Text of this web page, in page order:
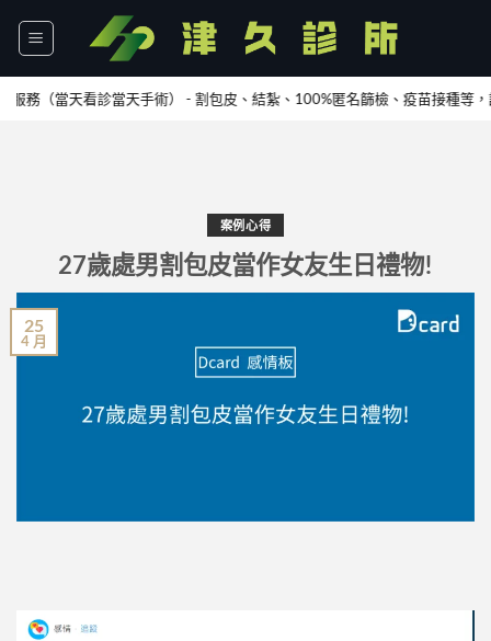
當天看診當天手術） - 割包皮、結紮、100%匿名篩檢、疫苗接種等，請加
案例心得
27歲處男割包皮當作女友生日禮物!
25
4 月